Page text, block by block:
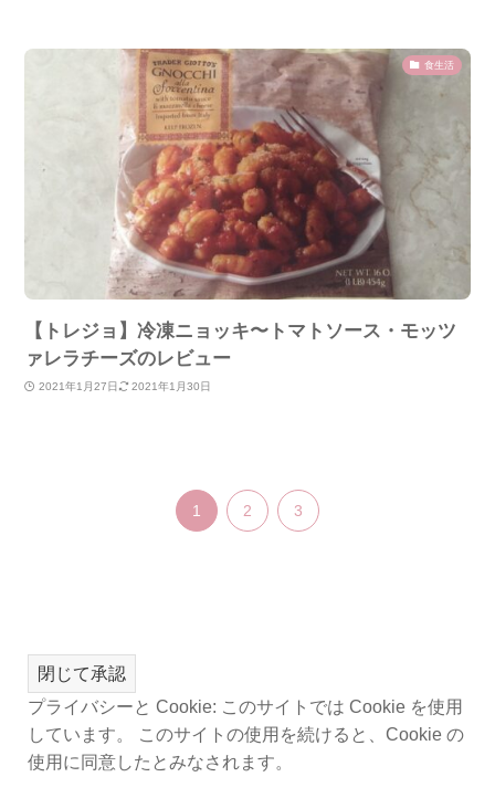
食生活
【トレジョ】冷凍ニョッキ〜トマトソース・モッツ
ァレラチーズのレビュー
2021年1月27日 2021年1月30日
1 2 3
プライバシーと Cookie: このサイトでは Cookie を使用
しています。 このサイトの使用を続けると、Cookie の
使用に同意したとみなされます。